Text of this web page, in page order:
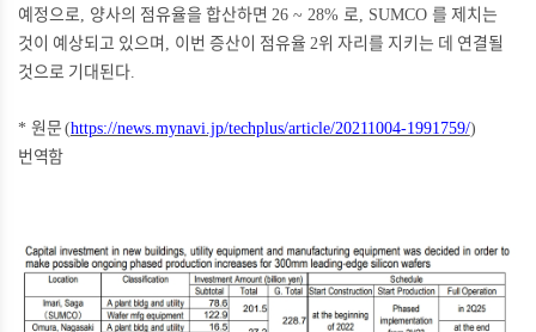
예정으로, 양사의 점유율을 합산하면 26 ~ 28% 로, SUMCO 를 제치는
것이 예상되고 있으며 , 이번 증산이 점유율 2위 자리를 지키는 데 연결될
것으로 기대된다.
* 원문 (https://news.mynavi.jp/techplus/article/20211004-1991759/)
번역함